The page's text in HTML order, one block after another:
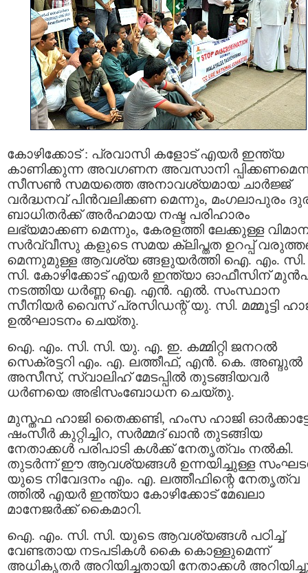
കോഴിക്കോട് : പ്രവാസി കളോട് എയര്‍ ഇന്ത്യ
കാണിക്കുന്ന അവഗണന അവസാനി
സീസണ്‍ സമയത്തെ അനാവശ്യമായ ചാര്‍ജ്ജ്
വര്‍ദ്ധനവ് പിന്‍വലിക്കണ മെന്നും, മംഗലാപുരം
ബാധിതര്‍ക്ക് അര്‍ഹമായ നഷ്ട പരിഹാരം
ലഭ്യമാക്കണ മെന്നും, കേരളത്തി ലേക്കുള്ള
സര്‍വ്വീസു കളുടെ സമയ ക്ലിപ്തത ഉറപ്പ്
മെന്നുമുള്ള ആവശ്യ ങ്ങളുയര്‍ത്തി ഐ. എം. സി.
സി. കോഴിക്കോട് എയര്‍ ഇന്ത്യാ ഓഫീസിന്
നടത്തിയ ധര്‍ണ്ണ ഐ. എന്‍. എല്‍. സംസ്ഥാന
സീനിയര്‍ വൈസ് പ്രസിഡന്റ് യു. സി. മമ്മൂട്ടി
ഉല്‍ഘാടനം ചെയ്തു.
ഐ. എം. സി. സി. യു. എ. ഇ. കമ്മിറ്റി ജനറല്‍
സെക്രട്ടറി എം. എ. ലത്തീഫ്, എന്‍. കെ. അബ്ദുല്‍
അസീസ്, സ്വാലിഹ് മേടപ്പില്‍ തുടങ്ങിയവര്‍
ധര്‍ണയെ അഭിസംബോധന ചെയ്തു.
മുസ്തഫ ഹാജി തൈക്കണ്ടി, ഹംസ ഹാജി
ഷംസീര്‍ കുറ്റിച്ചിറ, സര്‍മ്മദ് ഖാന്‍ തുടങ്ങിയ
നേതാക്കള്‍ പരിപാടി കള്‍ക്ക് നേതൃത്വം നല്‍കി.
തുടര്‍ന്ന് ഈ ആവശ്യങ്ങള്‍ ഉന്നയിച്ചുള്ള
യുടെ നിവേദനം എം. എ. ലത്തീഫിന്റെ നേതൃത്വ
ത്തില്‍ എയര്‍ ഇന്ത്യാ കോഴിക്കോട് മേഖലാ
മാനേജര്‍ക്ക് കൈമാറി.
ഐ. എം. സി. സി. യുടെ ആവശ്യങ്ങള്‍ പഠിച്ച്
വേണ്ടതായ നടപടികള്‍ കൈ കൊള്ളുമെന്ന്
അധികൃതര്‍ അറിയിച്ചതായി നേതാക്കള്‍